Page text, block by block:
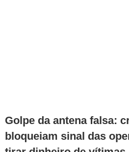
Golpe da antena falsa:
bloqueiam sinal das